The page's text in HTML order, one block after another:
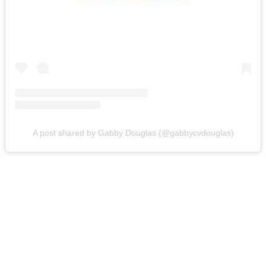
A post shared by Gabby Douglas (@gabbycvdouglas)